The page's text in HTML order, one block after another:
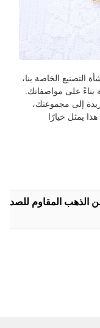
الخاصة بنا،
على مواصفاتك.
إلى مجموعتك،
يمثل خيارًا
الذهب المقاوم